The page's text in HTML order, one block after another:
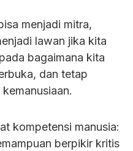
menjadi mitra,
lawan jika kita
bagaimana kita
dan tetap
kompetensi manusia:
berpikir kritis